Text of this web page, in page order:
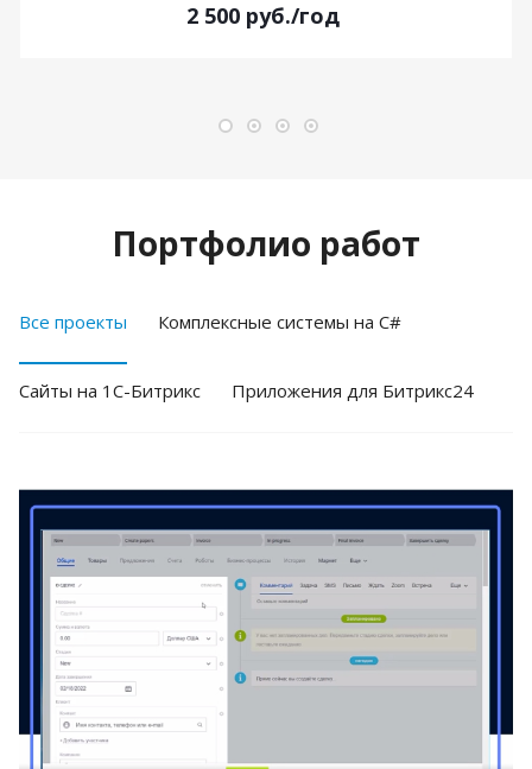
2 500 руб./год
Портфолио работ
Все проекты Комплексные системы на C#
Cайты на 1С-Битрикс Приложения для Битрикс24
Смотреть проект